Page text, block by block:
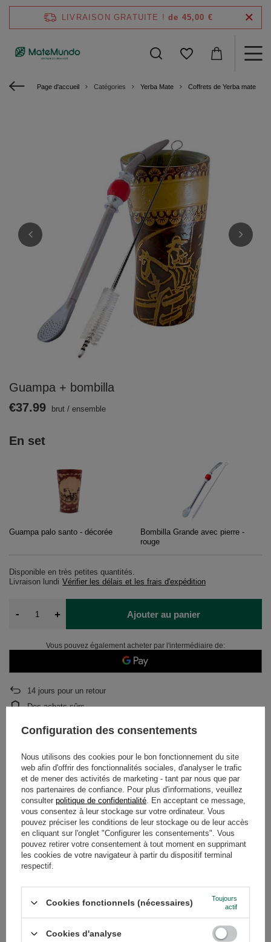
LIVRAISON GRATUITE ! de 45,00 €
Page d'accueil Catégories Yerba Mate Coffrets de Yerba mate
Guampa + bombilla
En set
Guampa palo santo - décorée
Bombilla Grande avec pierre -
rouge
Disponible en très petites quantités
Livraison lundi Vérifier les délais et les frais d'expédition
€37.99 brut / ensemble
- + Ajouter au panier
Vous pouvez également acheter par l'intermédiaire de:
14 jours pour un retour
Des achats sûrs
DÉTAILS
GARANTIE
AVIS (0)
Avez-vous besoin d'aide ? Avez-vous des
Posez votre question et nous vous
répondrons rapidement. Les questions
et les réponses les plus intéressantes
puissent les consulter.
Poser une question
Configuration des consentements
Nous utilisons des cookies pour le bon fonctionnement du site
web afin d'offrir des fonctionnalités sociales, d'analyser le trafic
et de mener des activités de marketing - tant par nous que par
nos partenaires de confiance. Pour plus d'informations, veuillez
consulter politique de confidentialité . En acceptant ce message,
vous consentez à leur stockage sur votre ordinateur. Vous
pouvez préciser les conditions de leur stockage ou de leur accès
en cliquant sur l'onglet "Configurer les consentements". Vous
pouvez retirer votre consentement à tout moment en supprimant
les cookies de votre navigateur à partir du dispositif terminal
respectif.
Cookies fonctionnels (nécessaires)
Toujours
actif
Cookies d'analyse